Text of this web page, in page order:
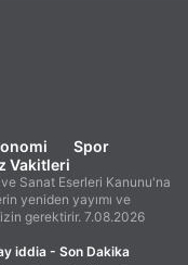
Spor
Vakitleri
Sanat Eserleri Kanunu'na
yeniden yayımı ve
izin gerektirir. 7.08.2026
iddia - Son Dakika